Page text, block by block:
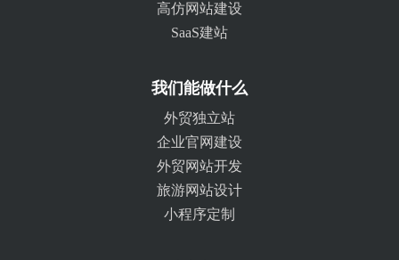
高仿网站建设
SaaS建站
我们能做什么
外贸独立站
企业官网建设
外贸网站开发
旅游网站设计
小程序定制